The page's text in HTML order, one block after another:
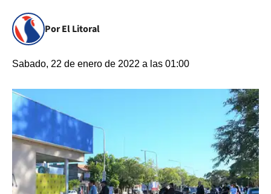
Por El Litoral
Sabado, 22 de enero de 2022 a las 01:00